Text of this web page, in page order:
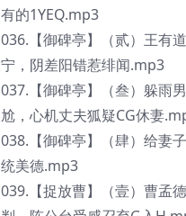
有的1YEQ.mp3
036.【御碑亭】（贰）王有
宁，阴差阳错惹绯闻.mp3
037.【御碑亭】（叁）躲雨
尬，心机丈夫狐疑CG休妻
038.【御碑亭】（肆）给妻
统美德.mp3
039.【捉放曹】（壹）曹孟